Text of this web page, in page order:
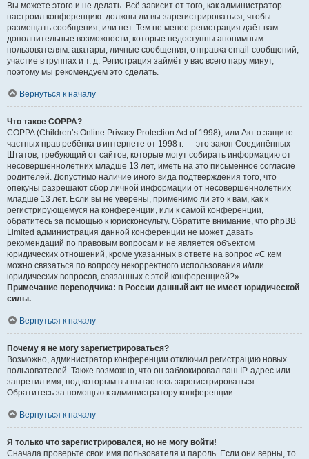
Вы можете этого и не делать. Всё зависит от того, как администратор
настроил конференцию: должны ли вы зарегистрироваться, чтобы
размещать сообщения, или нет. Тем не менее регистрация даёт вам
дополнительные возможности, которые недоступны анонимным
пользователям: аватары, личные сообщения, отправка email-сообщений,
участие в группах и т. д. Регистрация займёт у вас всего пару минут,
поэтому мы рекомендуем это сделать.
Вернуться к началу
Что такое COPPA?
COPPA (Children’s Online Privacy Protection Act of 1998), или Акт о защите
частных прав ребёнка в интернете от 1998 г. — это закон Соединённых
Штатов, требующий от сайтов, которые могут собирать информацию от
несовершеннолетних младше 13 лет, иметь на это письменное согласие
родителей. Допустимо наличие иного вида подтверждения того, что
опекуны разрешают сбор личной информации от несовершеннолетних
младше 13 лет. Если вы не уверены, применимо ли это к вам, как к
регистрирующемуся на конференции, или к самой конференции,
обратитесь за помощью к юрисконсульту. Обратите внимание, что phpBB
Limited администрация данной конференции не может давать
рекомендаций по правовым вопросам и не является объектом
юридических отношений, кроме указанных в ответе на вопрос «С кем
можно связаться по вопросу некорректного использования и/или
юридических вопросов, связанных с этой конференцией?».
Примечание переводчика: в России данный акт не имеет юридической
силы..
Вернуться к началу
Почему я не могу зарегистрироваться?
Возможно, администратор конференции отключил регистрацию новых
пользователей. Также возможно, что он заблокировал ваш IP-адрес или
запретил имя, под которым вы пытаетесь зарегистрироваться.
Обратитесь за помощью к администратору конференции.
Вернуться к началу
Я только что зарегистрировался, но не могу войти!
Сначала проверьте свои имя пользователя и пароль. Если они верны, то